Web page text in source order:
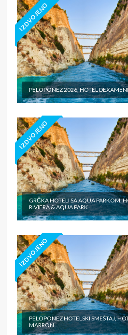
IZDVOJENO
PELOPONEZ 2026, HOTEL
IZDVOJENO
GRČKA HOTELI SA AQUA PARKOM,
RIVIERA & AQUA PARK
IZDVOJENO
PELOPONEZ HOTELSKI SMEŠTAJ,
MARRON